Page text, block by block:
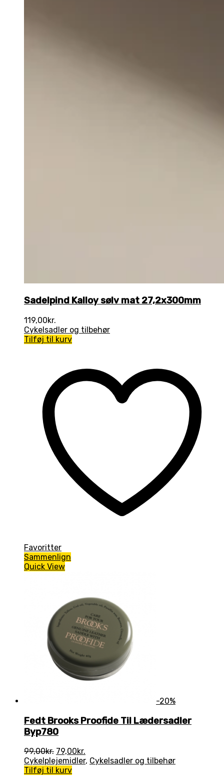
Sadelpind Kalloy sølv mat 27,2x300mm
119,00kr.
Cykelsadler og tilbehør
Tilføj til kurv
Favoritter
Sammenlign
Quick View
-20%
Fedt Brooks Proofide Til Lædersadler
Byp780
99,00kr. Den
oprindelige
pris
79,00kr.
aktuelle
Cykelplejemidler, Cykelsadler og tilbehør
Tilføj til kurv